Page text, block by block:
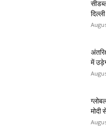
में
मोदी